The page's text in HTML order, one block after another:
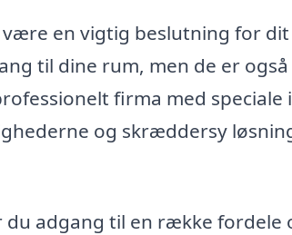
en vigtig beslutning for
til dine rum, men de er
firma med speciale
og skræddersy
adgang til en række fordele